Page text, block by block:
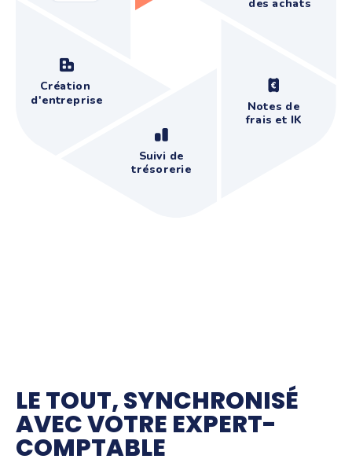
des achats
Notes de
frais et IK
Suivi de
trésorerie
Création
d'entreprise
LE TOUT, SYNCHRONISÉ
AVEC VOTRE EXPERT-
COMPTABLE